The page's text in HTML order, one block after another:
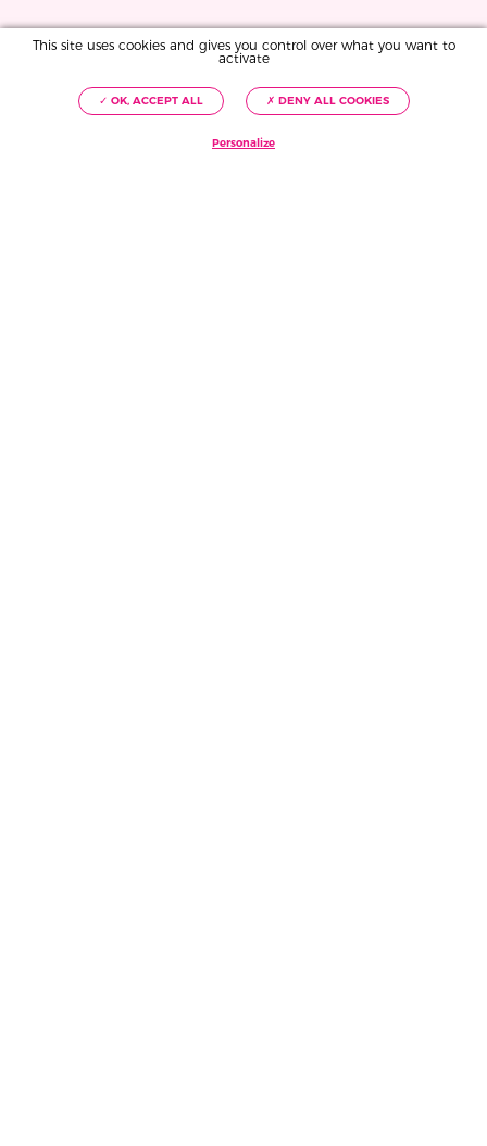
This site uses cookies and gives you control over what you want to
activate
✓ OK, ACCEPT ALL ✗ DENY ALL COOKIES
Personalize